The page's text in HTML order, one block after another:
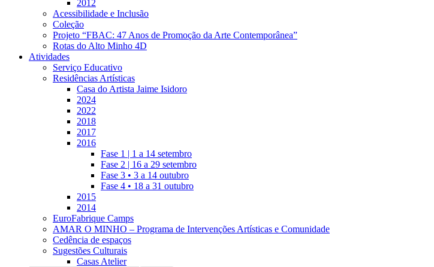
2012
Acessibilidade e Inclusão
Coleção
Projeto “FBAC: 47 Anos de Promoção da Arte Contemporânea”
Rotas do Alto Minho 4D
Atividades
Serviço Educativo
Residências Artísticas
Casa do Artista Jaime Isidoro
2024
2022
2018
2017
2016
Fase 1 | 1 a 14 setembro
Fase 2 | 16 a 29 setembro
Fase 3 • 3 a 14 outubro
Fase 4 • 18 a 31 outubro
2015
2014
EuroFabrique Camps
AMAR O MINHO – Programa de Intervenções Artísticas e Comunidade
Cedência de espaços
Sugestões Culturais
Casas Atelier